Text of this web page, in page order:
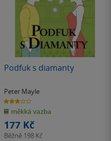
Podfuk s diamanty
Peter Mayle
2.8
z
5
hvězdiček
měkká vazba
177 Kč
Běžně 198 Kč